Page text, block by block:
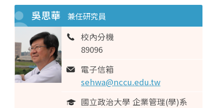
吳思華 兼任研究員
校內分機
89096
電子信箱
sehwa@nccu.edu.tw
國立政治大學 企業管理(學)系